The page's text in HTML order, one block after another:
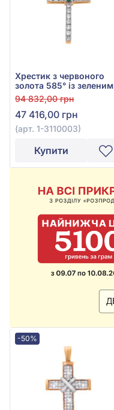
Хрестик з червоного
золота 585° із зеленим
смарагдом 0,1ct та
діамантами 0,38ct, арт.
1-3110003
94 832,00 грн
47 416,00 грн
(арт. 1-3110003)
Купити
-50%